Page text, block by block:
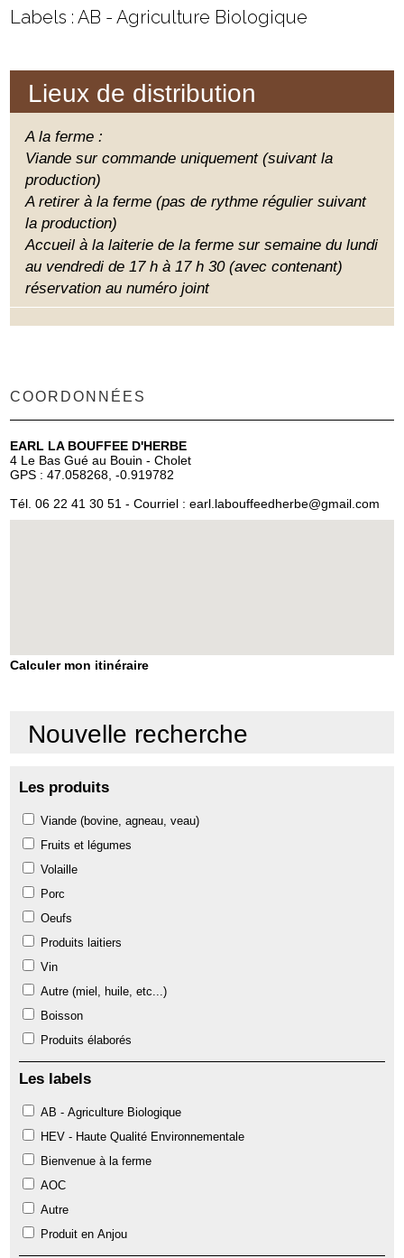
Labels : AB - Agriculture Biologique
Lieux de distribution
A la ferme :
Viande sur commande uniquement (suivant la
production)
A retirer à la ferme (pas de rythme régulier suivant
la production)
Accueil à la laiterie de la ferme sur semaine du lundi
au vendredi de 17 h à 17 h 30 (avec contenant)
réservation au numéro joint
COORDONNÉES
EARL LA BOUFFEE D'HERBE
4 Le Bas Gué au Bouin - Cholet
GPS : 47.058268, -0.919782
Tél.06 22 41 30 51 - Courriel :earl.labouffeedherbe@gmail.com
Calculer mon itinéraire
Nouvelle recherche
Les produits
Viande (bovine, agneau, veau)
Fruits et légumes
Volaille
Porc
Oeufs
Produits laitiers
Vin
Autre (miel, huile, etc...)
Boisson
Produits élaborés
Les labels
AB - Agriculture Biologique
HEV - Haute Qualité Environnementale
Bienvenue à la ferme
AOC
Autre
Produit en Anjou